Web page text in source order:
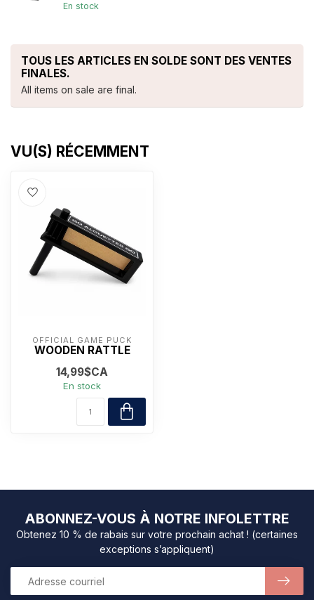
En stock
TOUS LES ARTICLES EN SOLDE SONT DES VENTES
FINALES.
All items on sale are final.
VU(S) RÉCEMMENT
OFFICIAL GAME PUCK
WOODEN RATTLE
14,99$CA
En stock
ABONNEZ-VOUS À NOTRE INFOLETTRE
Obtenez 10 % de rabais sur votre prochain achat ! (certaines
exceptions s’appliquent)